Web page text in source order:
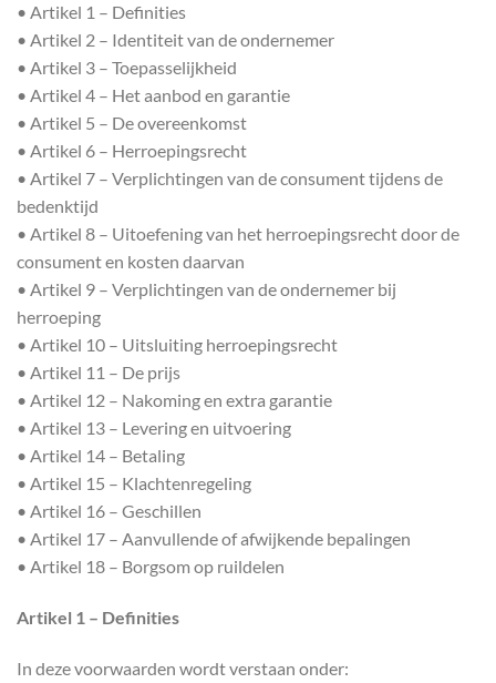
• Artikel 1 – Definities
• Artikel 2 – Identiteit van de ondernemer
• Artikel 3 – Toepasselijkheid
• Artikel 4 – Het aanbod en garantie
• Artikel 5 – De overeenkomst
• Artikel 6 – Herroepingsrecht
• Artikel 7 – Verplichtingen van de consument tijdens de
bedenktijd
• Artikel 8 – Uitoefening van het herroepingsrecht door de
consument en kosten daarvan
• Artikel 9 – Verplichtingen van de ondernemer bij
herroeping
• Artikel 10 – Uitsluiting herroepingsrecht
• Artikel 11 – De prijs
• Artikel 12 – Nakoming en extra garantie
• Artikel 13 – Levering en uitvoering
• Artikel 14 – Betaling
• Artikel 15 – Klachtenregeling
• Artikel 16 – Geschillen
• Artikel 17 – Aanvullende of afwijkende bepalingen
• Artikel 18 – Borgsom op ruildelen
Artikel 1 – Definities
In deze voorwaarden wordt verstaan onder: